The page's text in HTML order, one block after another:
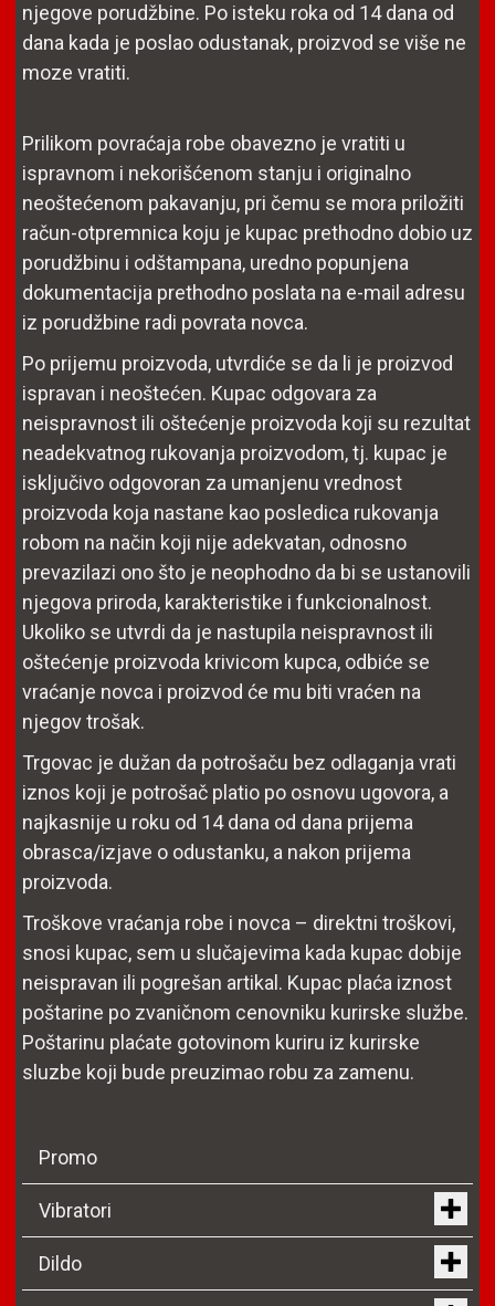
njegove porudžbine. Po isteku roka od 14 dana od
dana kada je poslao odustanak, proizvod se više ne
moze vratiti.
Prilikom povraćaja robe obavezno je vratiti u
ispravnom i nekorišćenom stanju i originalno
neoštećenom pakavanju, pri čemu se mora priložiti
račun-otpremnica koju je kupac prethodno dobio uz
porudžbinu i odštampana, uredno popunjena
dokumentacija prethodno poslata na e-mail adresu
iz porudžbine radi povrata novca.
Po prijemu proizvoda, utvrdiće se da li je proizvod
ispravan i neoštećen. Kupac odgovara za
neispravnost ili oštećenje proizvoda koji su rezultat
neadekvatnog rukovanja proizvodom, tj. kupac je
isključivo odgovoran za umanjenu vrednost
proizvoda koja nastane kao posledica rukovanja
robom na način koji nije adekvatan, odnosno
prevazilazi ono što je neophodno da bi se ustanovili
njegova priroda, karakteristike i funkcionalnost.
Ukoliko se utvrdi da je nastupila neispravnost ili
oštećenje proizvoda krivicom kupca, odbiće se
vraćanje novca i proizvod će mu biti vraćen na
njegov trošak.
Trgovac je dužan da potrošaču bez odlaganja vrati
iznos koji je potrošač platio po osnovu ugovora, a
najkasnije u roku od 14 dana od dana prijema
obrasca/izjave o odustanku, a nakon prijema
proizvoda.
Troškove vraćanja robe i novca – direktni troškovi,
snosi kupac, sem u slučajevima kada kupac dobije
neispravan ili pogrešan artikal. Kupac plaća iznost
poštarine po zvaničnom cenovniku kurirske službe.
Poštarinu plaćate gotovinom kuriru iz kurirske
sluzbe koji bude preuzimao robu za zamenu.
Promo
Vibratori
Dildo